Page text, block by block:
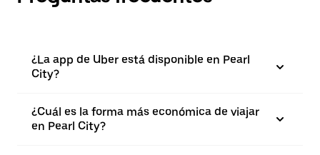
¿La app de Uber está disponible en Pearl
City?
¿Cuál es la forma más económica de viajar
en Pearl City?